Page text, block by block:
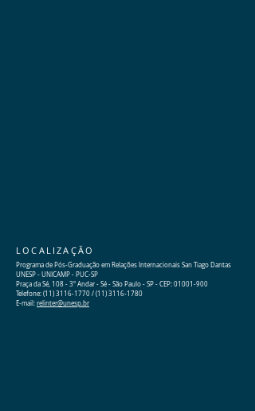
LOCALIZAÇÃO
Programa de Pós-Graduação em Relações Internacionais San Tiago Dantas
UNESP - UNICAMP - PUC-SP
Praça da Sé, 108 - 3º Andar - Sé - São Paulo - SP - CEP: 01001-900
Telefone: (11) 3116-1770 / (11) 3116-1780
E-mail: relinter@unesp.br